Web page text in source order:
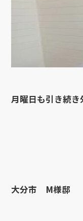
月曜日も引き続き
大分市 M様邸